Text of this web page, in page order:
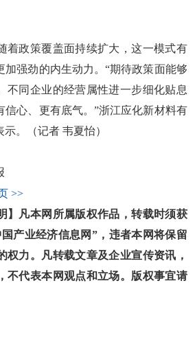
政策覆盖面持续扩大，这一模式有
加强劲的内生动力。“期待政策面能够
不同企业的经营属性进一步细化贴息
信心、更有底气。”浙江应化新材料有
。（记者 韦夏怡）
>>
凡本网所属版权作品，转载时须获
产业经济信息网”，违者本网将保留
权力。凡转载文章及企业宣传资讯，
不代表本网观点和立场。版权事宜请